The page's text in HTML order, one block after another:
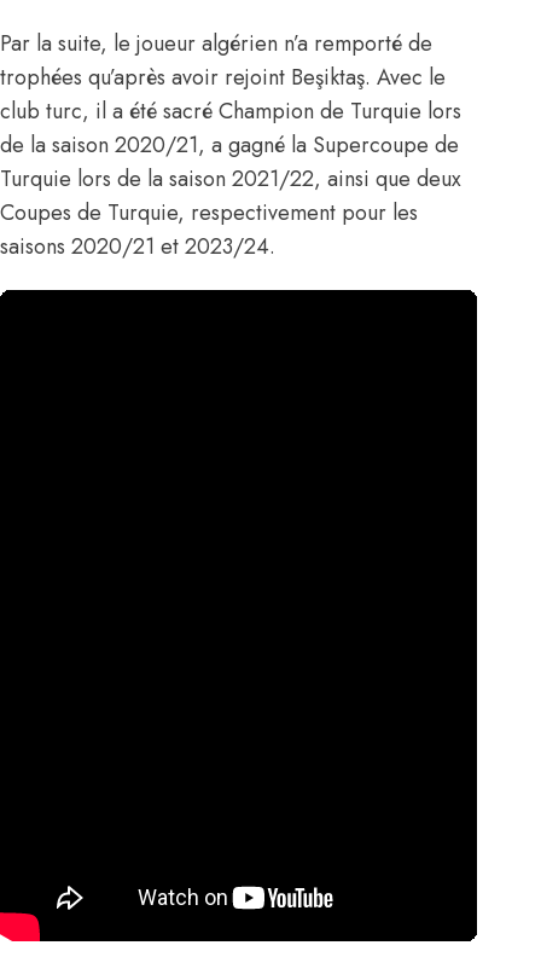
Par la suite, le joueur algérien n’a remporté de
trophées qu’après avoir rejoint Beşiktaş. Avec le
club turc, il a été sacré Champion de Turquie lors
de la saison 2020/21, a gagné la Supercoupe de
Turquie lors de la saison 2021/22, ainsi que deux
Coupes de Turquie, respectivement pour les
saisons 2020/21 et 2023/24.